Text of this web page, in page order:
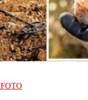
FOTO